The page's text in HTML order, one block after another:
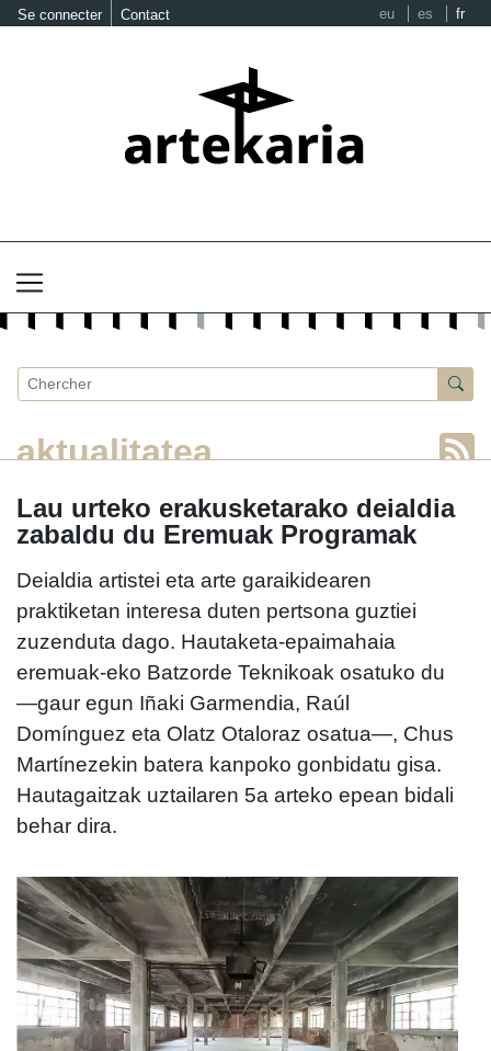
Se connecter Contact eu es fr
aktualitatea
Lau urteko erakusketarako deialdia
zabaldu du Eremuak Programak
Deialdia artistei eta arte garaikidearen
praktiketan interesa duten pertsona guztiei
zuzenduta dago. Hautaketa-epaimahaia
eremuak-eko Batzorde Teknikoak osatuko du
—gaur egun Iñaki Garmendia, Raúl
Domínguez eta Olatz Otaloraz osatua—, Chus
Martínezekin batera kanpoko gonbidatu gisa.
Hautagaitzak uztailaren 5a arteko epean bidali
behar dira.